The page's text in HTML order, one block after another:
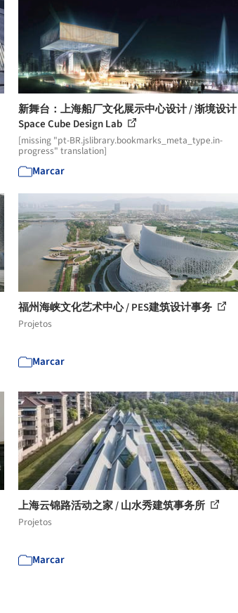
新舞台：上海船厂文化展示中心设计 / 渐境设计
Space Cube Design Lab
[missing "pt-BR.jslibrary.bookmarks_meta_type.in-
progress" translation]
Marcar
福州海峡文化艺术中心 / PES建筑设计事务
Projetos
Marcar
上海云锦路活动之家 / 山水秀建筑事务所
Projetos
Marcar